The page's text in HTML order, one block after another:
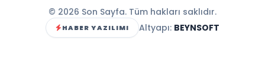
© 2026 Son Sayfa. Tüm hakları saklıdır.
HABER YAZILIMI Altyapı: BEYNSOFT